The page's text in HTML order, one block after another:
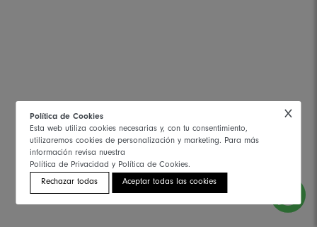
Política de Cookies
Esta web utiliza cookies necesarias y, con tu consentimiento,
utilizaremos cookies de personalización y marketing. Para más
información revisa nuestra
Política de Privacidad y Política de Cookies.
Rechazar todas
Aceptar todas las cookies